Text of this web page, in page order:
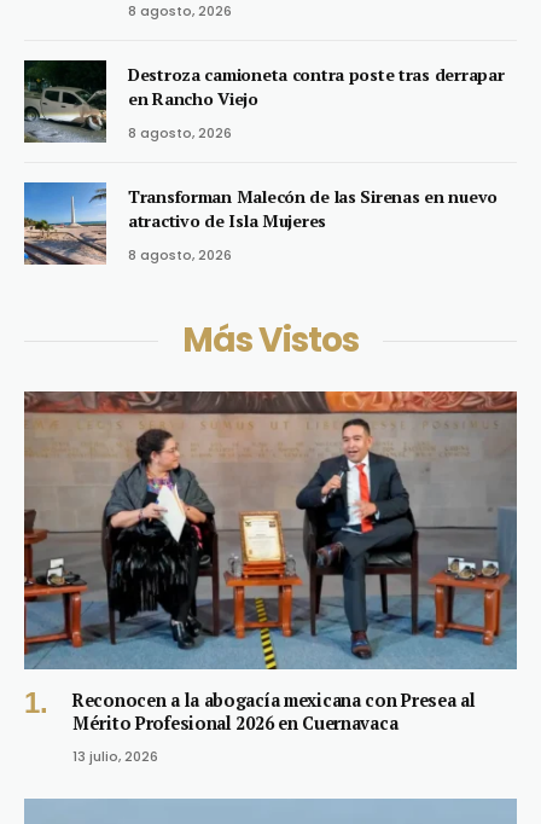
8 agosto, 2026
Destroza camioneta contra poste tras derrapar
en Rancho Viejo
8 agosto, 2026
Transforman Malecón de las Sirenas en nuevo
atractivo de Isla Mujeres
8 agosto, 2026
Más Vistos
Reconocen a la abogacía mexicana con Presea al
Mérito Profesional 2026 en Cuernavaca
13 julio, 2026